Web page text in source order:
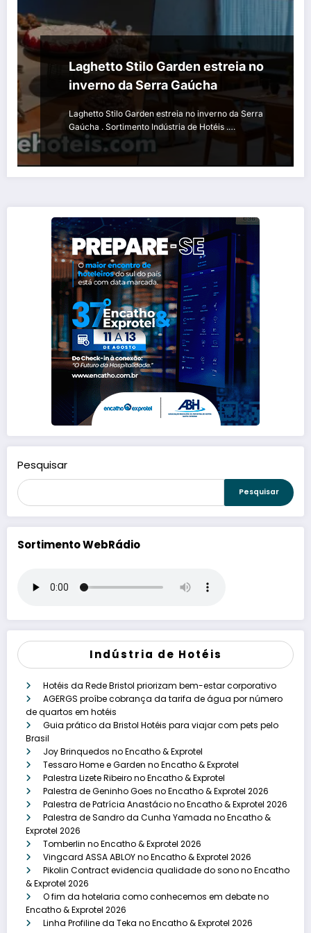
Laghetto Stilo Garden estreia no
inverno da Serra Gaúcha
Laghetto Stilo Garden estreia no inverno da Serra
Gaúcha . Sortimento Indústria de Hotéis .…
Pesquisar
Pesquisar
Sortimento WebRádio
Indústria de Hotéis
Hotéis da Rede Bristol priorizam bem-estar corporativo
AGERGS proíbe cobrança da tarifa de água por número
de quartos em hotéis
Guia prático da Bristol Hotéis para viajar com pets pelo
Brasil
Joy Brinquedos no Encatho & Exprotel
Tessaro Home e Garden no Encatho & Exprotel
Palestra Lizete Ribeiro no Encatho & Exprotel
Palestra de Geninho Goes no Encatho & Exprotel 2026
Palestra de Patrícia Anastácio no Encatho & Exprotel 2026
Palestra de Sandro da Cunha Yamada no Encatho &
Exprotel 2026
Tomberlin no Encatho & Exprotel 2026
Vingcard ASSA ABLOY no Encatho & Exprotel 2026
Pikolin Contract evidencia qualidade do sono no Encatho
& Exprotel 2026
O fim da hotelaria como conhecemos em debate no
Encatho & Exprotel 2026
Linha Profiline da Teka no Encatho & Exprotel 2026